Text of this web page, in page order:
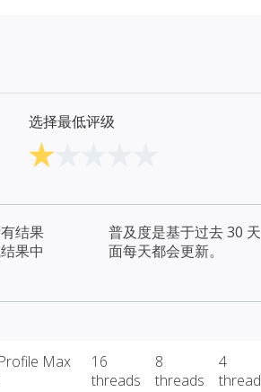
选择最低评级
结果
果中
普及度是基于过去 30
面每天都会更新。
Max
16
threads
8
threads
4